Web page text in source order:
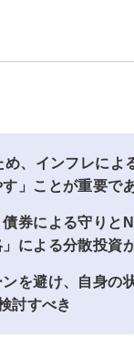
、インフレによ
」ことが重要で
券による守りと
による分散投資
を避け、自身の
討すべき